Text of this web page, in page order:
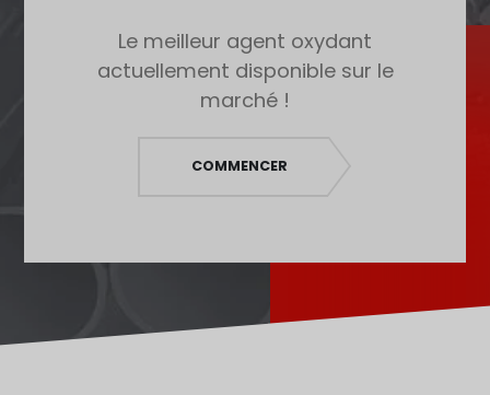
Le meilleur agent oxydant
actuellement disponible sur le
marché !
COMMENCER
Қазақ тілі
ไทย
Հայերեն